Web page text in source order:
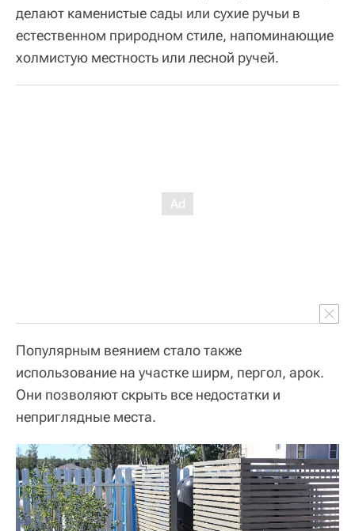
делают каменистые сады или сухие ручьи в
естественном природном стиле, напоминающие
холмистую местность или лесной ручей.
Популярным веянием стало также
использование на участке ширм, пергол, арок.
Они позволяют скрыть все недостатки и
неприглядные места.